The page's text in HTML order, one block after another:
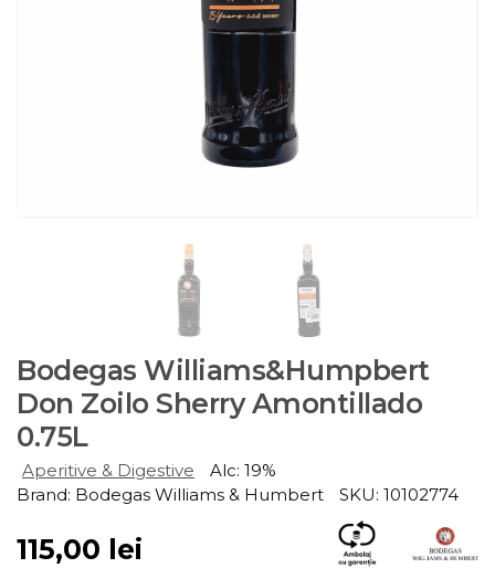
Bodegas Williams&Humpbert
Don Zoilo Sherry Amontillado
0.75L
Aperitive & Digestive
Alc: 19%
Brand: Bodegas Williams & Humbert
SKU: 10102774
115,00 lei